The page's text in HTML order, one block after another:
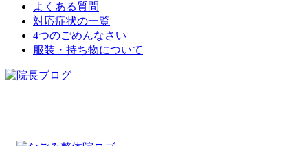
よくある質問
対応症状の一覧
4つのごめんなさい
服装・持ち物について